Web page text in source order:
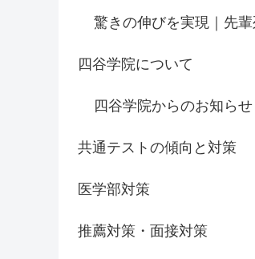
驚きの伸びを実現｜先
四谷学院について
四谷学院からのお知らせ
共通テストの傾向と対策
医学部対策
推薦対策・面接対策